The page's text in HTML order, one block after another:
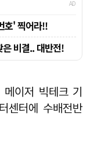
이저 빅테크 기
센터에 수배전반